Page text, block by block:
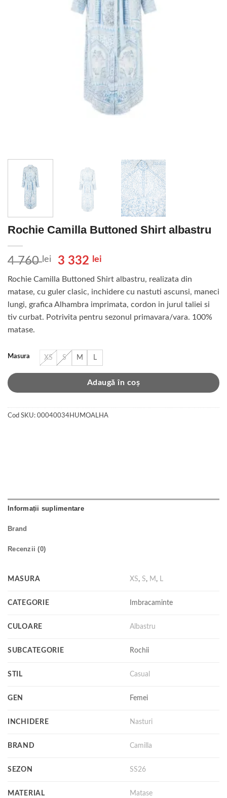
Rochie Camilla Buttoned Shirt albastru
4 760 lei
Prețul
a
fost:
4
760 lei.
3 332 lei
este:
3
332 lei.
Rochie Camilla Buttoned Shirt albastru, realizata din
matase, cu guler clasic, inchidere cu nastuti ascunsi, maneci
lungi, grafica Alhambra imprimata, cordon in jurul taliei si
tiv curbat. Potrivita pentru sezonul primavara/vara. 100%
matase.
Masura XS S M L
Adaugă în coș
Cod SKU: 00040034HUMOALHA
Informații suplimentare
Brand
Recenzii (0)
MASURA XS,S, M , L
CATEGORIE Imbracaminte
CULOARE Albastru
SUBCATEGORIE Rochii
STIL Casual
GEN Femei
INCHIDERE Nasturi
BRAND Camilla
SEZON SS26
MATERIAL Matase